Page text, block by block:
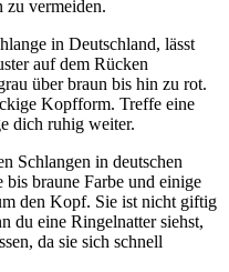
zu vermeiden.
in Deutschland, lässt
auf dem⁤ Rücken
über braun bis‍ hin zu⁤ rot.
Kopfform. Treffe eine‍
dich ruhig weiter.
Schlangen in deutschen
braune ‌Farbe und⁣ einige
den Kopf.‍ Sie ‍ist nicht giftig
⁤du eine Ringelnatter siehst,
da sie ⁣sich⁢ schnell